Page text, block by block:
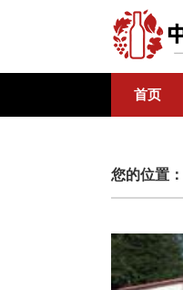
首页
您的位置：